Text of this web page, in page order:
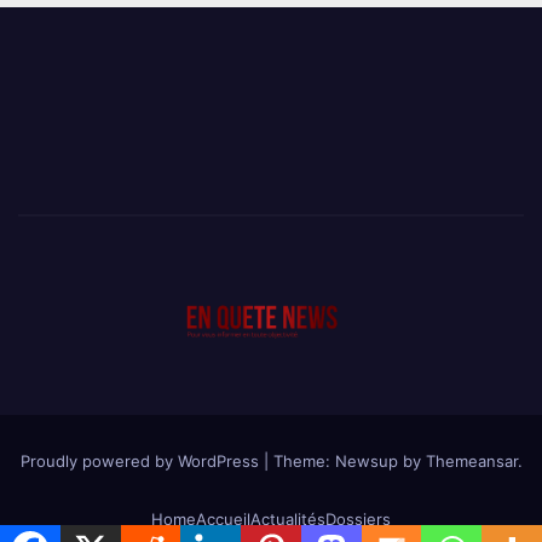
Proudly powered by WordPress Theme: Newsup by Themeansar.
HomeAccueilActualitésDossiers